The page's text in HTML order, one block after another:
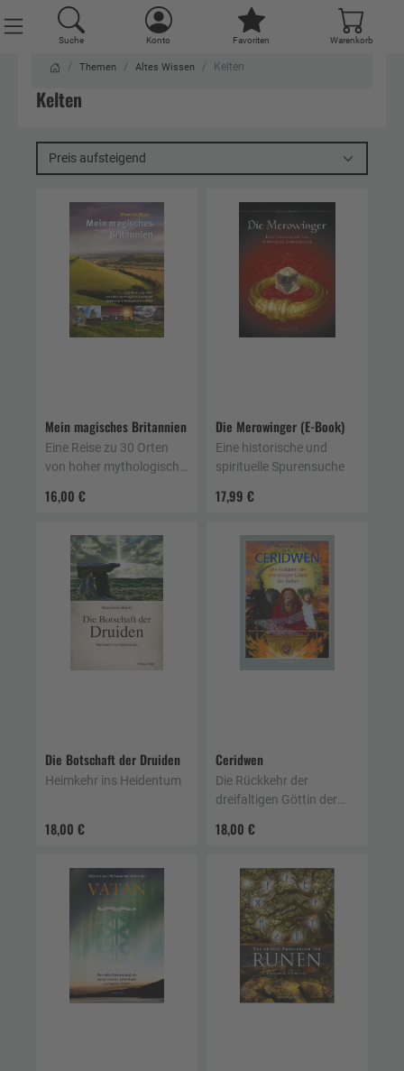
Suche Konto Favoriten Warenkorb
Themen Altes Wissen Kelten
Kelten
Preis aufsteigend
Mein magisches Britannien
16,00 €
Eine Reise zu 30 Orten
von hoher mythologisch-
Südengland und Wales
Die Merowinger (E-Book)
17,99 €
Eine historische und
spirituelle Spurensuche
Die Botschaft der Druiden
18,00 €
Heimkehr ins Heidentum
Ceridwen
18,00 €
Die Rückkehr der
dreifaltigen Göttin der